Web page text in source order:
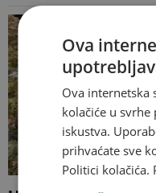
Ova
Ova internetska
kolačiće u
iskustva.
prihvaćate sve
Politici kolačića.